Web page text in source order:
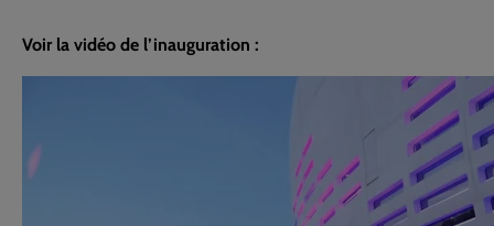
Voir la vidéo de l’inauguration :